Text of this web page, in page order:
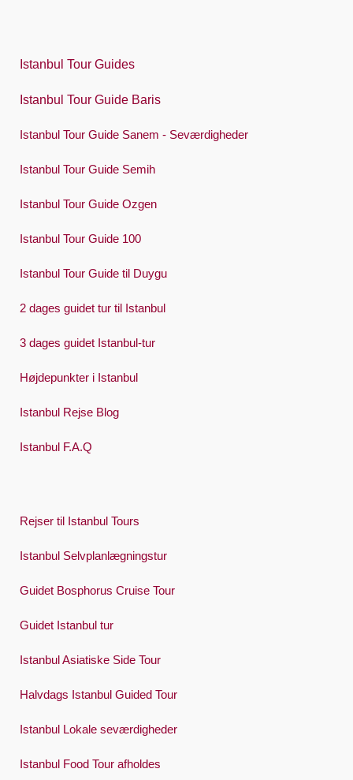
Русский
Español
Swedish
Istanbul Tour Guides
Istanbul Tour Guide Baris
Istanbul Tour Guide Sanem - Seværdigheder
Istanbul Tour Guide Semih
Istanbul Tour Guide Ozgen
Istanbul Tour Guide 100
Istanbul Tour Guide til Duygu
2 dages guidet tur til Istanbul
3 dages guidet Istanbul-tur
Højdepunkter i Istanbul
Istanbul Rejse Blog
Istanbul F.A.Q
Rejser til Istanbul Tours
Istanbul Selvplanlægningstur
Guidet Bosphorus Cruise Tour
Guidet Istanbul tur
Istanbul Asiatiske Side Tour
Halvdags Istanbul Guided Tour
Istanbul Lokale seværdigheder
Istanbul Food Tour afholdes